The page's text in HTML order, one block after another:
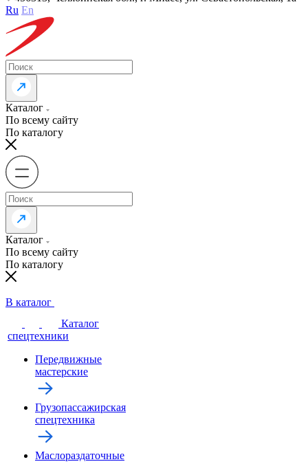
Ru En
Каталог
По всему сайту
По каталогу
Каталог
По всему сайту
По каталогу
В каталог
Каталог
спецтехники
Передвижные
мастерские
Грузопассажирская
спецтехника
Маслораздаточные